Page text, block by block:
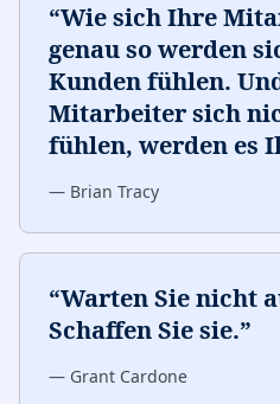
“Wie sich Ihre
genau so werden
Kunden fühlen.
Mitarbeiter sich
fühlen, werden es
— Brian Tracy
“Warten Sie nicht
Schaffen Sie sie.”
— Grant Cardone